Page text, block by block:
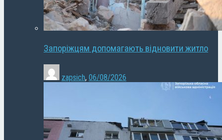
Запоріжцям допомагають відновити житло
zapsich, 06/08/2026